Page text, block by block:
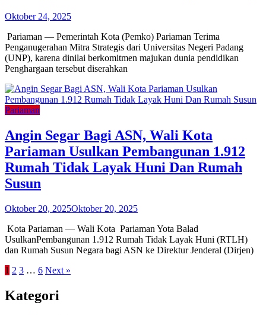
Oktober 24, 2025
Pariaman — Pemerintah Kota (Pemko) Pariaman Terima
Penganugerahan Mitra Strategis dari Universitas Negeri Padang
(UNP), karena dinilai berkomitmen majukan dunia pendidikan
Penghargaan tersebut diserahkan
Pariaman
Angin Segar Bagi ASN, Wali Kota
Pariaman Usulkan Pembangunan 1.912
Rumah Tidak Layak Huni Dan Rumah
Susun
Oktober 20, 2025Oktober 20, 2025
Kota Pariaman — Wali Kota Pariaman Yota Balad
UsulkanPembangunan 1.912 Rumah Tidak Layak Huni (RTLH)
dan Rumah Susun Negara bagi ASN ke Direktur Jenderal (Dirjen)
1 2 3 … 6 Next »
Kategori